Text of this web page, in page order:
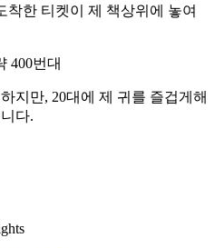
착한 티켓이 제 책상위에 놓여
400번대
지만, 20대에 제 귀를 즐겁게해
다.